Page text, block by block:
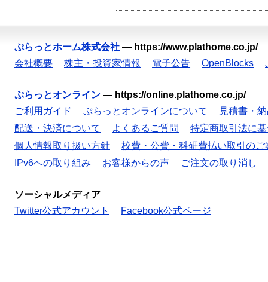
ぷらっとホーム株式会社 — https://www.plathome.co.jp/
会社概要
株主・投資家情報 電子公告 OpenBlocks
ぷらっとオンライン — https://online.plathome.co.jp/
ご利用ガイド
ぷらっとオンラインについて
見積書・
配送・決済について
よくあるご質問
特定商取引法に
個人情報取り扱い方針
校費・公費・科研費払い取引のご
IPv6への取り組み
お客様からの声 ご注文の取り消し
ソーシャルメディア
Twitter公式アカウント
Facebook公式ページ